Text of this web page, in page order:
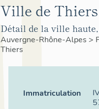
Ville de
Détail de la ville
Auvergne-Rhône-Alpes >
Thiers
Immatriculation